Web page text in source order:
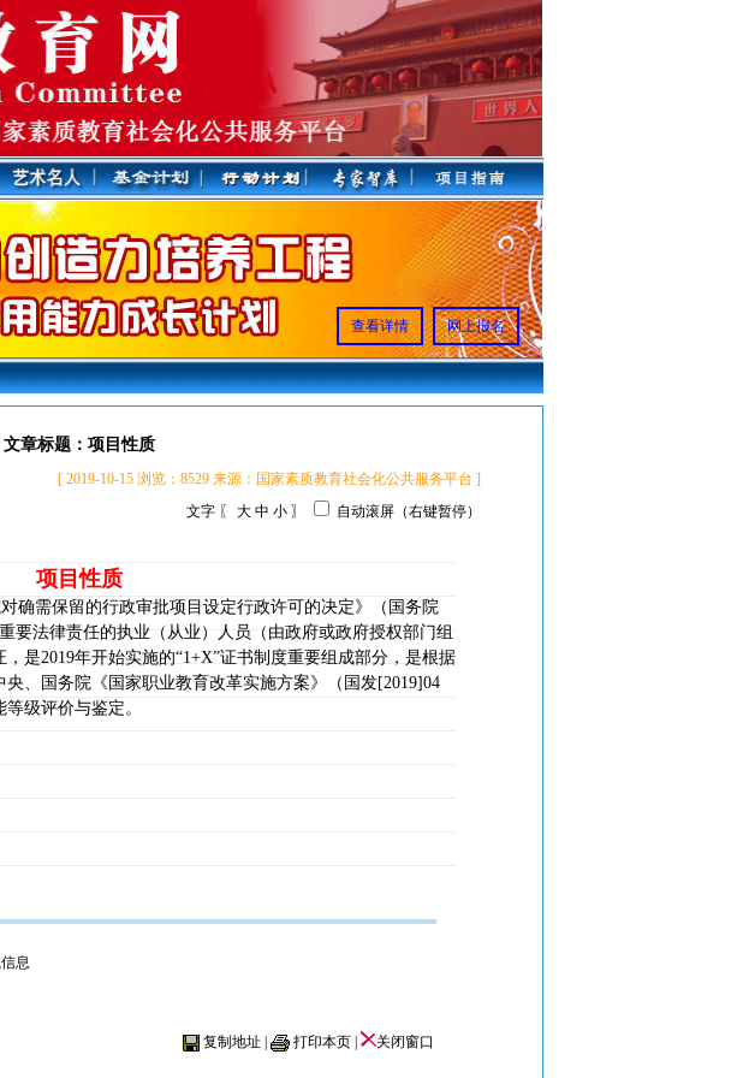
查看详情 网上报名
文章标题：项目性质
[ 2019-10-15 浏览：8529 来源：国家素质教育社会化公共服务平台 ]
文字 〖 大 中 小 〗 自动滚屏（右键暂停）
项目性质
确需保留的行政审批项目设定行政许可的决定》（国务院
要法律责任的执业（从业）人员（由政府或政府授权部门组
，是2019年开始实施的“1+X”证书制度重要组成部分，是根据
央、国务院《国家职业教育改革实施方案》（国发[2019]04
级评价与鉴定。
息
复制地址 打印本页| 关闭窗口